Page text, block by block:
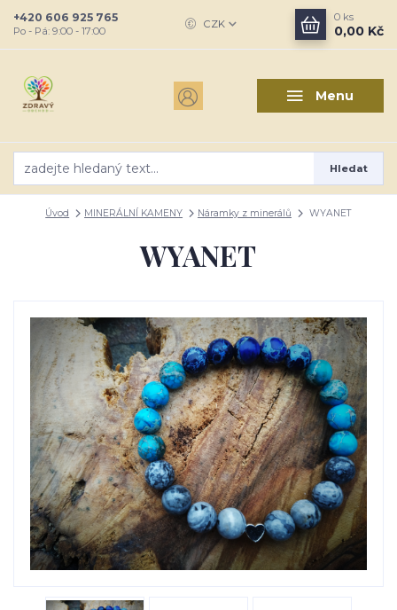
Menu
CZK
Hledat
+420 606 925 765
Po - Pá: 9:00 - 17:00
0 ks
0,00 Kč
Úvod MINERÁLNÍ KAMENY Náramky z minerálů WYANET
WYANET